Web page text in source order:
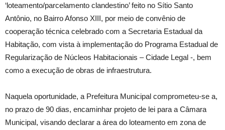
‘loteamento/parcelamento clandestino’ feito no Sítio Santo
Antônio, no Bairro Afonso XIII, por meio de convênio de
cooperação técnica celebrado com a Secretaria Estadual da
Habitação, com vista à implementação do Programa Estadual de
Regularização de Núcleos Habitacionais – Cidade Legal -, bem
como a execução de obras de infraestrutura.
Naquela oportunidade, a Prefeitura Municipal comprometeu-se a,
no prazo de 90 dias, encaminhar projeto de lei para a Câmara
Municipal, visando declarar a área do loteamento em zona de